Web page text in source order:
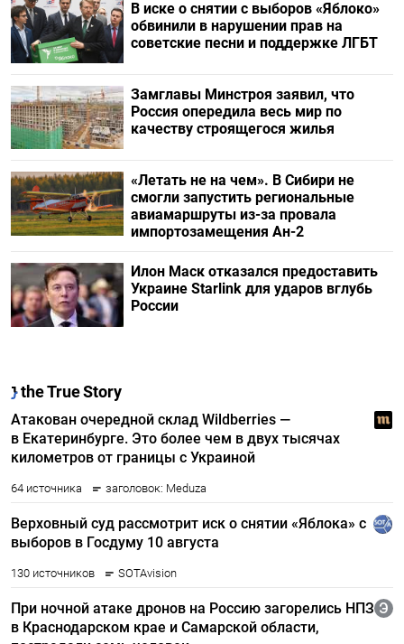
В иске о снятии с выборов «Яблоко»
обвинили в нарушении прав на
советские песни и поддержке ЛГБТ
Замглавы Минстроя заявил, что
Россия опередила весь мир по
качеству строящегося жилья
«Летать не на чем». В Сибири не
смогли запустить региональные
авиамаршруты из-за провала
импортозамещения Ан-2
Илон Маск отказался предоставить
Украине Starlink для ударов вглубь
России